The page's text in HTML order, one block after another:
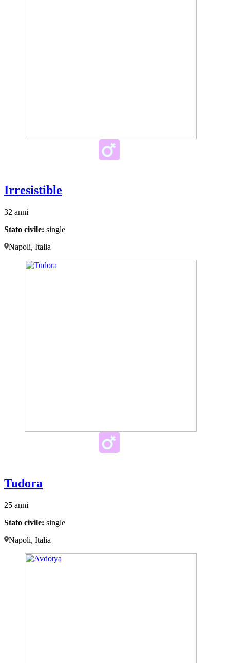
Irresistible
32 anni
Stato civile: single
Napoli, Italia
Tudora
25 anni
Stato civile: single
Napoli, Italia